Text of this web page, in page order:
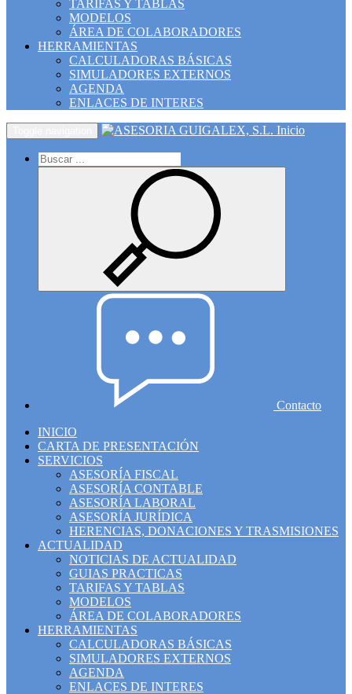
TARIFAS Y TABLAS
MODELOS
ÁREA DE COLABORADORES
HERRAMIENTAS
CALCULADORAS BÁSICAS
SIMULADORES EXTERNOS
AGENDA
ENLACES DE INTERES
Inicio
Contacto
INICIO
CARTA DE PRESENTACIÓN
SERVICIOS
ASESORÍA FISCAL
ASESORÍA CONTABLE
ASESORÍA LABORAL
ASESORÍA JURÍDICA
HERENCIAS, DONACIONES Y TRASMISIONES
ACTUALIDAD
NOTICIAS DE ACTUALIDAD
GUIAS PRACTICAS
TARIFAS Y TABLAS
MODELOS
ÁREA DE COLABORADORES
HERRAMIENTAS
CALCULADORAS BÁSICAS
SIMULADORES EXTERNOS
AGENDA
ENLACES DE INTERES